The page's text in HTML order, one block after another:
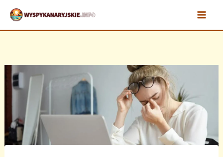
Przejdź
treści